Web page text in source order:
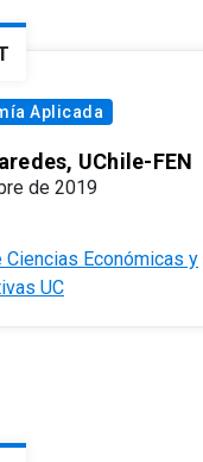
Aplicada
UChile-FEN
de 2019
Ciencias Económicas y
UC